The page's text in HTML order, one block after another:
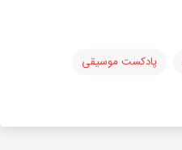
پادکست موسیقی